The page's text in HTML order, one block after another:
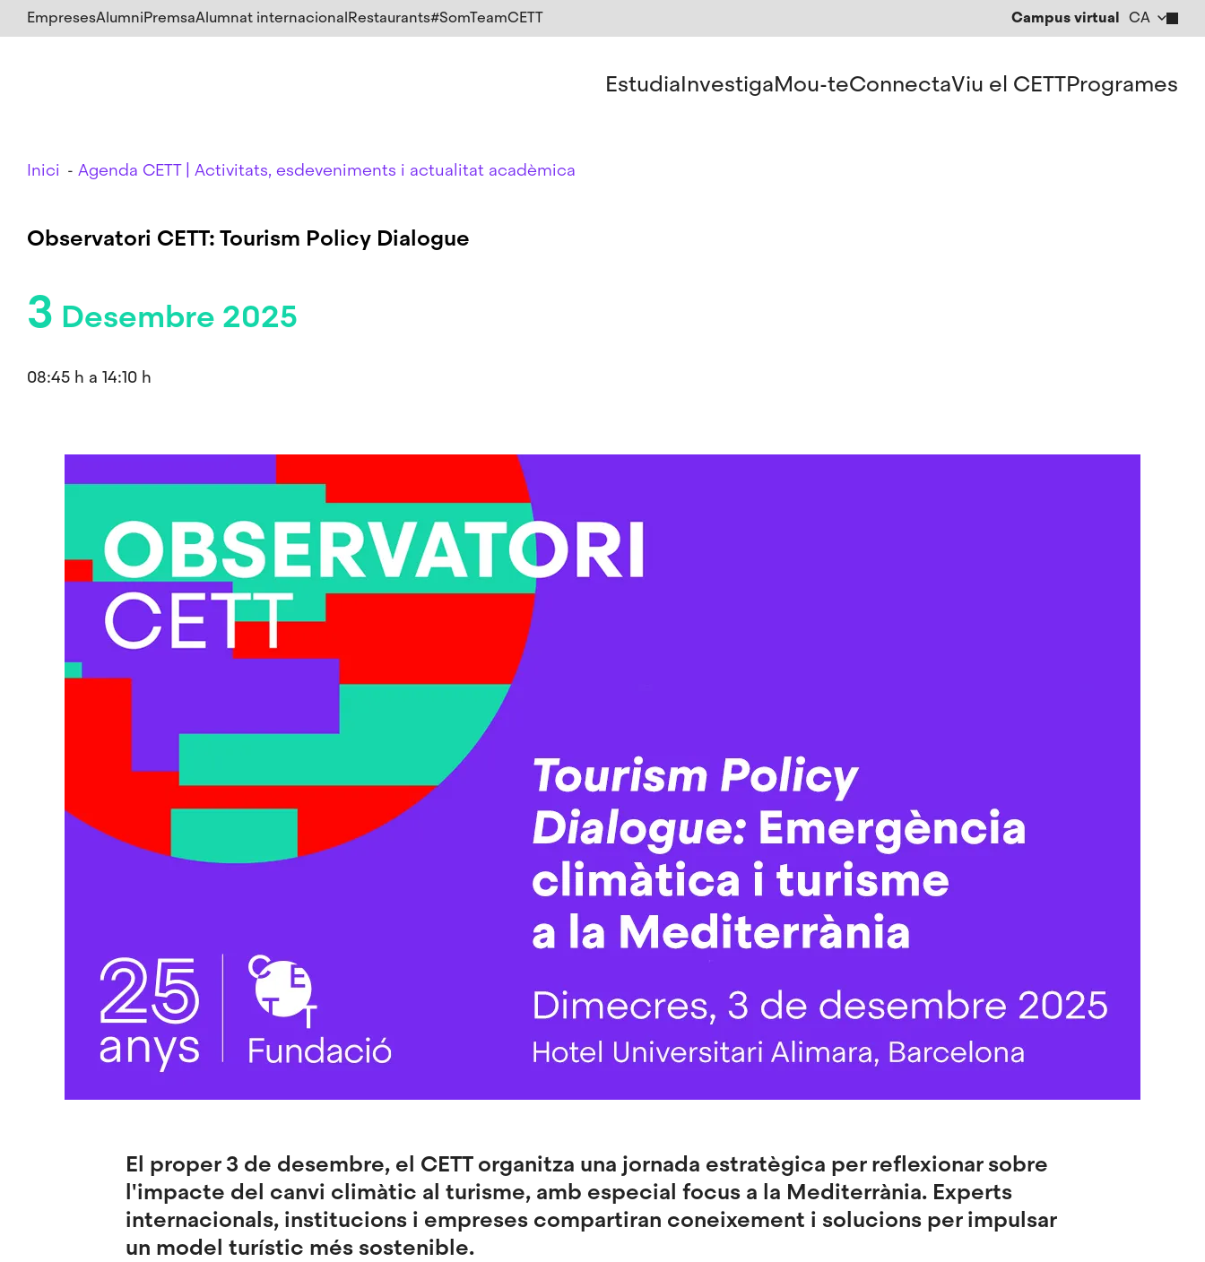
Salta
al
EmpresesAlumniPremsaAlumnat internacionalRestaurants#SomTeamCETT Campus virtual CA
EN
EstudiaInvestigaMou-teConnectaViu el CETTProgrames
Breadcrumb
Inici Agenda CETT | Activitats, esdeveniments i actualitat acadèmica
Observatori CETT: Tourism Policy Dialogue
3 Desembre 2025
08:45 h a 14:10 h
El proper 3 de desembre, el CETT organitza una jornada estratègica per reflexionar sobre
l'impacte del canvi climàtic al turisme, amb especial focus a la Mediterrània. Experts
internacionals, institucions i empreses compartiran coneixement i solucions per impulsar
un model turístic més sostenible.